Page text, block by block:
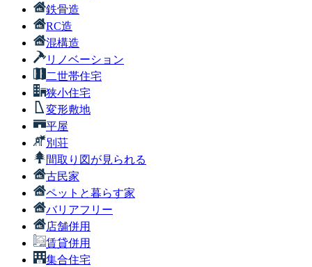
鉄骨造
RC造
混構造
リノベーション
二世帯住宅
狭小住宅
変形敷地
平屋
別荘
間取り図が見られる
古民家
ペットと暮らす家
バリアフリー
店舗併用
賃貸併用
集合住宅